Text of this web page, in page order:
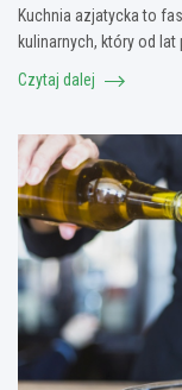
Kuchnia azjatycka to
kulinarnych, który od lat
Czytaj dalej